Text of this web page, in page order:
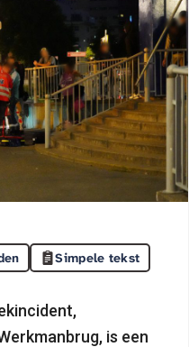
Simpele tekst
is een